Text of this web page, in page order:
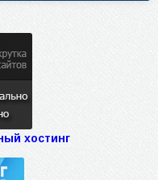
хостинг